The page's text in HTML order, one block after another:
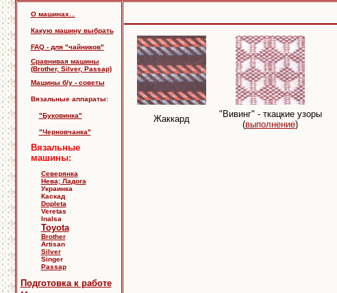
О машинах...
Какую машину выбрать
FAQ - для "чайников"
Сравнивая машины
(Brother, Silver, Passap)
Машины б/у - советы
Вязальные аппараты:
"Буковинка"
"Черновчанка"
Вязальные
машины:
Северянка
Нева; Ладога
Украинка
Каскад
Dopleta
Veretas
Inalsa
Toyota
Brother
Artisan
Silver
Singer
Passap
Подготовка к работе
Жаккард
"Вивинг" - ткацкие узоры
(выполнение)